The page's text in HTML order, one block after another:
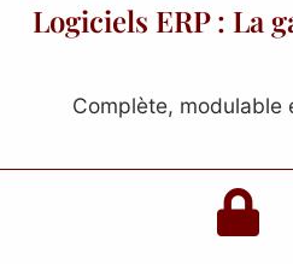
Logiciels ERP : La
Complète, modulable